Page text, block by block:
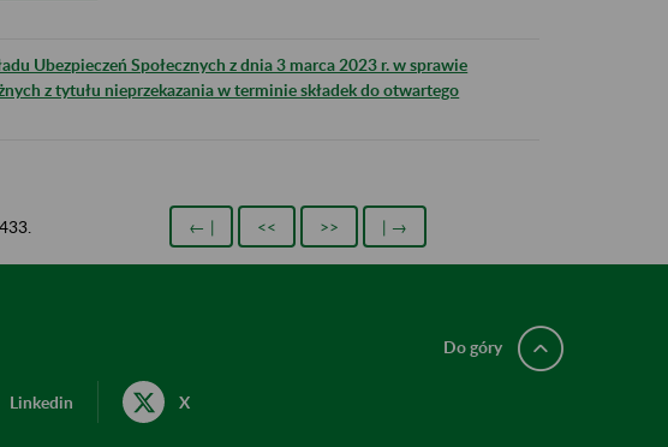
Ubezpieczeń Społecznych z dnia 3 marca 2023 r. w sprawie
z tytułu nieprzekazania w terminie składek do otwartego
← | << >> | →
Linkedin X
Do góry